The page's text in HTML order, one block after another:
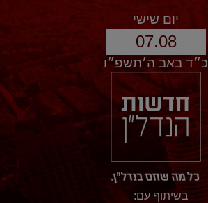
יום שישי
07.08
כ״ד באב ה׳תשפ״ו
בשיתוף עם: